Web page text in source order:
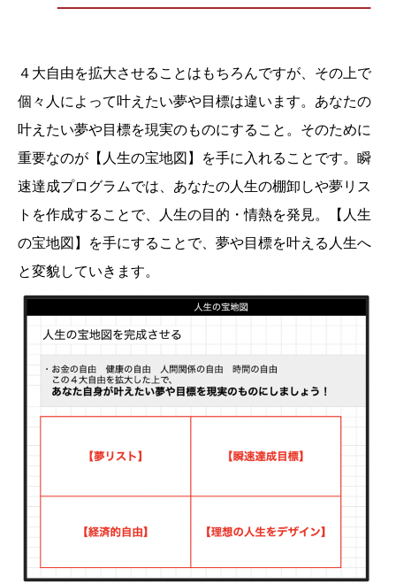
４大自由を拡大させることはもちろんですが、その上で
個々人によって叶えたい夢や目標は違います。あなたの
叶えたい夢や目標を現実のものにすること。そのために
重要なのが【人生の宝地図】を手に入れることです。瞬
速達成プログラムでは、あなたの人生の棚卸しや夢リス
トを作成することで、人生の目的・情熱を発見。【人生
の宝地図】を手にすることで、夢や目標を叶える人生へ
と変貌していきます。